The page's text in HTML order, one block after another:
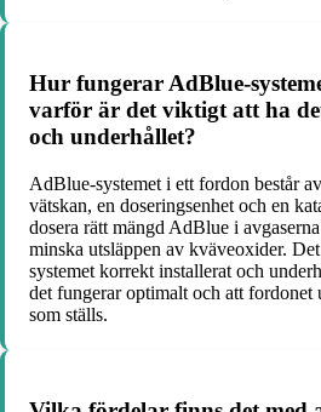
Hur fungerar AdBlue-
varför är det viktigt att ha
och underhållet?
AdBlue-systemet i ett fordon består
vätskan, en doseringsenhet och en
dosera rätt mängd AdBlue i
minska utsläppen av kväveoxider.
systemet korrekt installerat och
det fungerar optimalt och att
som ställs.